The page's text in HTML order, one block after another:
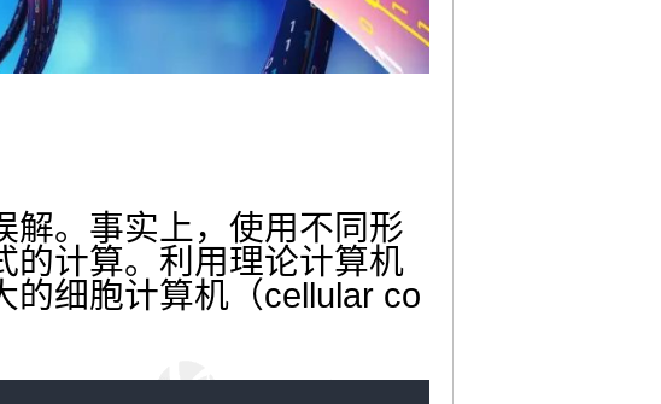
解。事实上，使用不同形
的计算。利用理论计算机
的细胞计算机（cellular co